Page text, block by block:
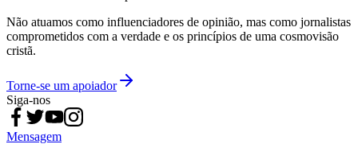
Não atuamos como influenciadores de opinião, mas como jornalistas
comprometidos com a verdade e os princípios de uma cosmovisão
cristã.
Torne-se um apoiador
Siga-nos
Mensagem